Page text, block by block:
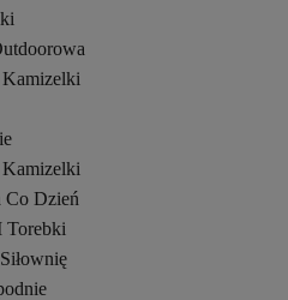
Dzień
Torebki